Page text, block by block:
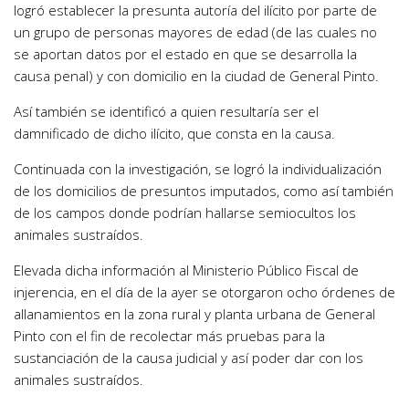
logró establecer la presunta autoría del ilícito por parte de
un grupo de personas mayores de edad (de las cuales no
se aportan datos por el estado en que se desarrolla la
causa penal) y con domicilio en la ciudad de General Pinto.
Así también se identificó a quien resultaría ser el
damnificado de dicho ilícito, que consta en la causa.
Continuada con la investigación, se logró la individualización
de los domicilios de presuntos imputados, como así también
de los campos donde podrían hallarse semiocultos los
animales sustraídos.
Elevada dicha información al Ministerio Público Fiscal de
injerencia, en el día de la ayer se otorgaron ocho órdenes de
allanamientos en la zona rural y planta urbana de General
Pinto con el fin de recolectar más pruebas para la
sustanciación de la causa judicial y así poder dar con los
animales sustraídos.